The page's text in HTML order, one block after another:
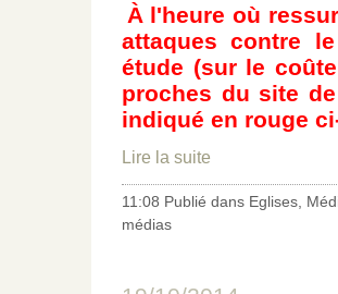
À l'heure où
attaques contre
étude (sur le
proches du site
indiqué en rouge
Lire la suite
11:08 Publié dans Eglises
médias